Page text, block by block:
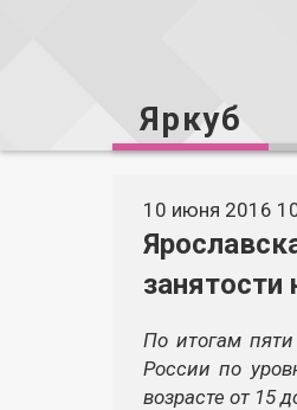
Яркуб
10 июня 2016
занятости
По итогам
России по
возрасте от 15